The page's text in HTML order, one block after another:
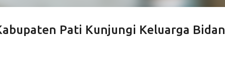
Pati Kunjungi Keluarga Bidan